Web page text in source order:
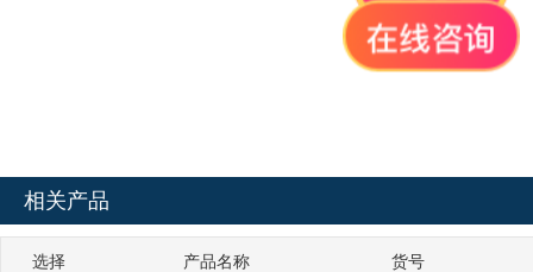
相关产品
选择 产品名称 货号